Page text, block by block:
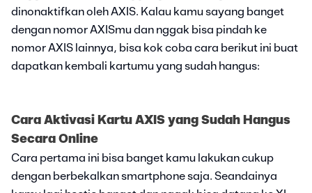
dinonaktifkan oleh AXIS. Kalau kamu sayang banget
dengan nomor AXISmu dan nggak bisa pindah ke
nomor AXIS lainnya, bisa kok coba cara berikut ini buat
dapatkan kembali kartumu yang sudah hangus:
Cara Aktivasi Kartu AXIS yang Sudah Hangus
Secara Online
Cara pertama ini bisa banget kamu lakukan cukup
dengan berbekalkan smartphone saja. Seandainya